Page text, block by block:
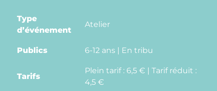
Type
d’événement
Atelier
Publics 6-12 ans | En tribu
Tarifs
Plein tarif : 6,5 € | Tarif réduit :
4,5 €